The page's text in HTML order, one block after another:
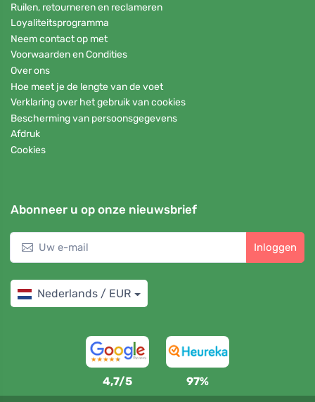
Ruilen, retourneren en reclameren
Loyaliteitsprogramma
Neem contact op met
Voorwaarden en Condities
Over ons
Hoe meet je de lengte van de voet
Verklaring over het gebruik van cookies
Bescherming van persoonsgegevens
Afdruk
Cookies
Abonneer u op onze nieuwsbrief
Inloggen
Nederlands / EUR
4,7/5 97%